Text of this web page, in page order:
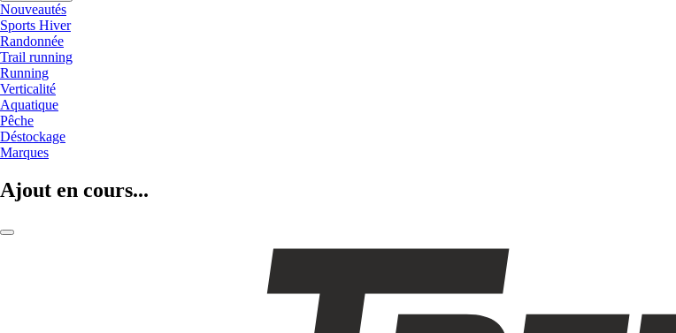
Nouveautés
Sports Hiver
Randonnée
Trail running
Running
Verticalité
Aquatique
Pêche
Déstockage
Marques
Ajout en cours...